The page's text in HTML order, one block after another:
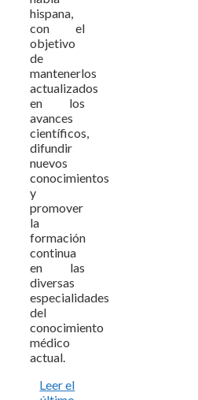
hispana,
con el
objetivo
de
mantenerlos
actualizados
en los
avances
científicos,
difundir
nuevos
conocimientos
y
promover
la
formación
continua
en las
diversas
especialidades
del
conocimiento
médico
actual.
Leer el